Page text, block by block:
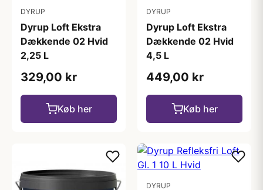
DYRUP
Dyrup Loft Ekstra
Dækkende 02 Hvid
2,25 L
329,00 kr
Køb her
DYRUP
Dyrup Loft Ekstra
Dækkende 02 Hvid
4,5 L
449,00 kr
Køb her
DYRUP